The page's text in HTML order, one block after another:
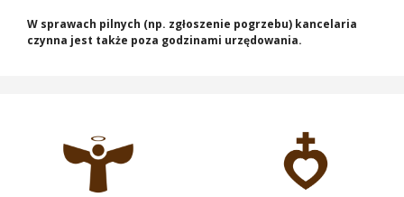
W sprawach pilnych (np. zgłoszenie pogrzebu) kancelaria
czynna jest także poza godzinami urzędowania.